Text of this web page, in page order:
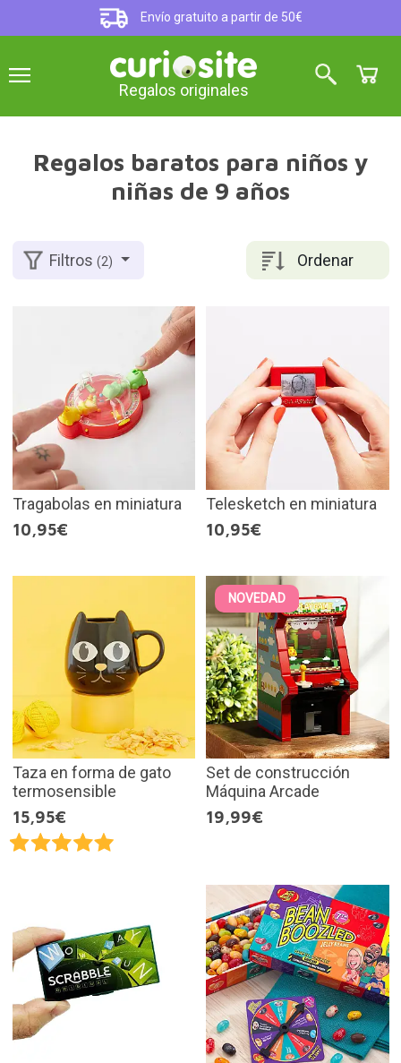
Envío gratuito a partir de 50€
Regalos originales
Regalos baratos para niños y
niñas de 9 años
Ordenar
Filtros(2)
Tragabolas en miniatura
10,95€
Telesketch en miniatura
10,95€
Taza en forma de gato
termosensible
15,95€
NOVEDAD
Set de construcción
Máquina Arcade
19,99€